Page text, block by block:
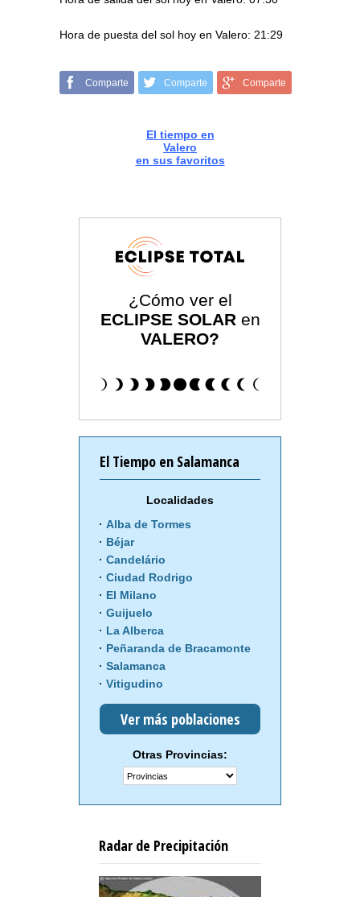
Hora de puesta del sol hoy en Valero: 21:29
Comparte Comparte Comparte
El tiempo en
Valero
en sus favoritos
¿Cómo ver el
ECLIPSE SOLAR en
VALERO?
El Tiempo en Salamanca
Localidades
Alba de Tormes
Béjar
Candelário
Ciudad Rodrigo
El Milano
Guijuelo
La Alberca
Peñaranda de Bracamonte
Salamanca
Vitigudino
Ver más poblaciones
Otras Provincias:
Radar de Precipitación